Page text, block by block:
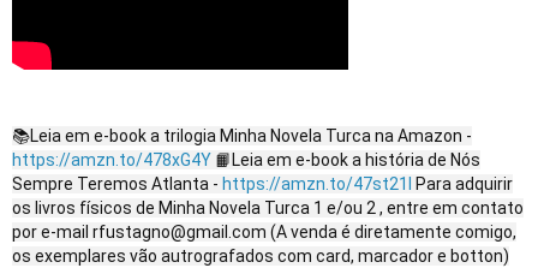
📚Leia em e-book a trilogia Minha Novela Turca na Amazon -
https://amzn.to/478xG4Y 📙Leia em e-book a história de Nós
Sempre Teremos Atlanta - https://amzn.to/47st21l Para adquirir
os livros físicos de Minha Novela Turca 1 e/ou 2 , entre em contato
por e-mail rfustagno@gmail.com (A venda é diretamente comigo,
os exemplares vão autrografados com card, marcador e botton)